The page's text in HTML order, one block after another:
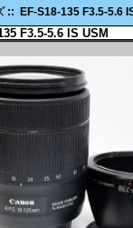
:: EF-S18-135 F3.5-5.6
F3.5-5.6 IS USM